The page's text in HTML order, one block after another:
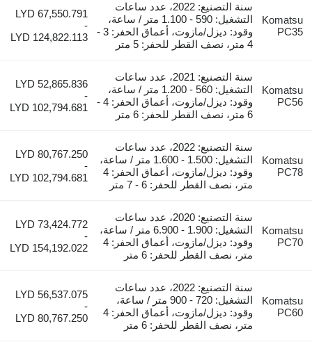
سنة التصنيع: 2022، عدد ساعات
التشغيل: 590 - 1.100 متر / ساعة،
وقود: ديزل/مازوت، أعماق الحفر: 3 -
LYD 67,550.791
-
LYD 124,822.113
سنة التصنيع: 2021، عدد ساعات
التشغيل: 560 - 1.200 متر / ساعة،
وقود: ديزل/مازوت، أعماق الحفر: 4 -
LYD 52,865.836
-
LYD 102,794.681
سنة التصنيع: 2022، عدد ساعات
التشغيل: 1.500 - 1.600 متر / ساعة،
وقود: ديزل/مازوت، أعماق الحفر: 4
متر، نصف القطر للحفر: 6 - 7 متر
LYD 80,767.250
-
LYD 102,794.681
سنة التصنيع: 2020، عدد ساعات
التشغيل: 1.900 - 6.900 متر / ساعة،
وقود: ديزل/مازوت، أعماق الحفر: 4
متر، نصف القطر للحفر: 6 متر
LYD 73,424.772
-
LYD 154,192.022
سنة التصنيع: 2022، عدد ساعات
التشغيل: 720 - 900 متر / ساعة،
وقود: ديزل/مازوت، أعماق الحفر: 4
متر، نصف القطر للحفر: 6 متر
LYD 56,537.075
LYD 80,767.250